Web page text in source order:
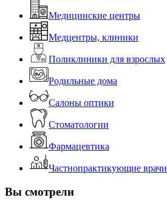
Медицинские центры
Медцентры, клиники
Поликлиники для взрослых
Родильные дома
Салоны оптики
Стоматологии
Фармацевтика
Частнопрактикующие врачи
Вы смотрели